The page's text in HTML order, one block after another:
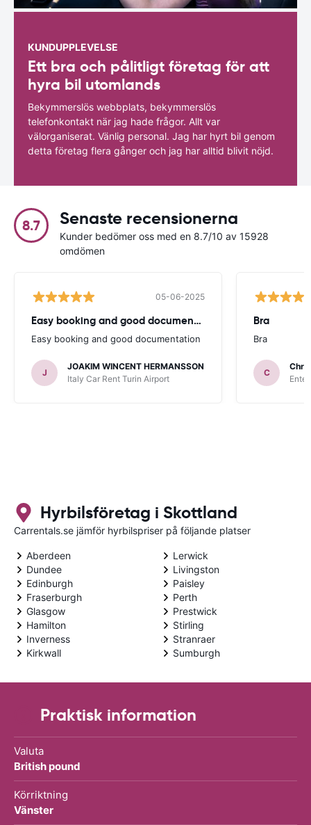
KUNDUPPLEVELSE
Ett bra och pålitligt företag för att
hyra bil utomlands
Bekymmerslös webbplats, bekymmerslös
telefonkontakt när jag hade frågor. Allt var
välorganiserat. Vänlig personal. Jag har hyrt bil genom
detta företag flera gånger och jag har alltid blivit nöjd.
8.7 Senaste recensionerna
Kunder bedömer oss med en 8.7/10 av 15928
omdömen
05-06-2025
Easy booking and good documentation
Easy booking and good documentation
J
JOAKIM WINCENT HERMANSSON
Italy Car Rent Turin Airport
Bra
Bra
C
Hyrbilsföretag i Skottland
Carrentals.se jämför hyrbilspriser på följande platser
Aberdeen
Dundee
Edinburgh
Fraserburgh
Glasgow
Hamilton
Inverness
Kirkwall
Lerwick
Livingston
Paisley
Perth
Prestwick
Stirling
Stranraer
Sumburgh
Praktisk information
Valuta
British pound
Körriktning
Vänster